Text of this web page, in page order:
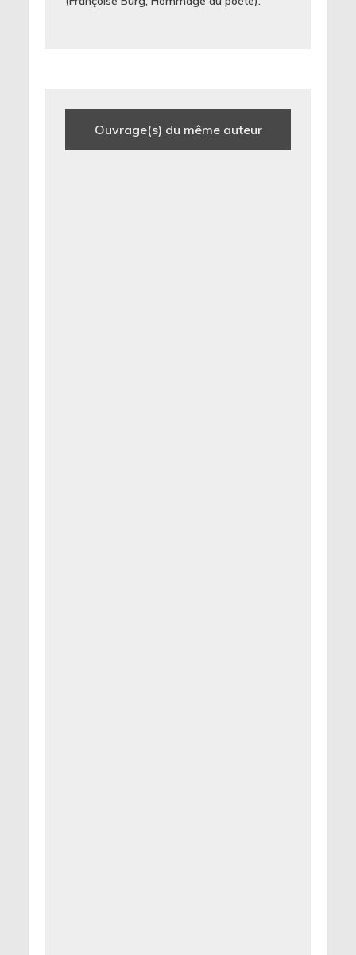
Ouvrage(s) du même auteur